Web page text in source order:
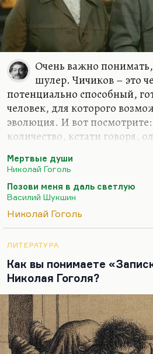
Очень важно
шулер. Чичиков – это
потенциально способный,
человек, для которого
эволюция. И вот
количество, кстати говоря,
всегда были жулики, это
духовными запросами.
Ходорковский стал
углубился в религиозные
пытался математизировать,
новую нравственность.
появляется достаточно
Илон Маск (иногда –…
Мертвые души
Николай Гоголь
Позови меня в даль светлую
Василий Шукшин
Николай Гоголь
ЛИТЕРАТУРА
Как вы понимаете
Николая Гоголя?